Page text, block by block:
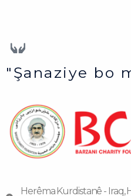
"Şanaziye bo
Herêma Kurdistanê - Iraq,